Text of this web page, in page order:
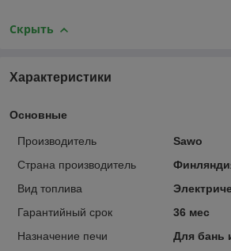
Скрыть
Характеристики
Основные
Производитель
Sawo
Страна производитель
Вид топлива
Гарантийный срок
36 мес
Назначение печи
Для бань